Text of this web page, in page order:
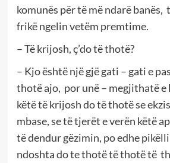
komunës për të më ndarë banës,
frikë ngelin vetëm premtime.
– Të krijosh, ç’do të thotë?
– Kjo është një gjë gati – gati e
thotë ajo, por unë – megjithatë e
këtë të krijosh do të thotë se
mbase, se të tjerët e verën këtë
të dendur gëzimin, po edhe
ndoshta do te thotë të thotë të